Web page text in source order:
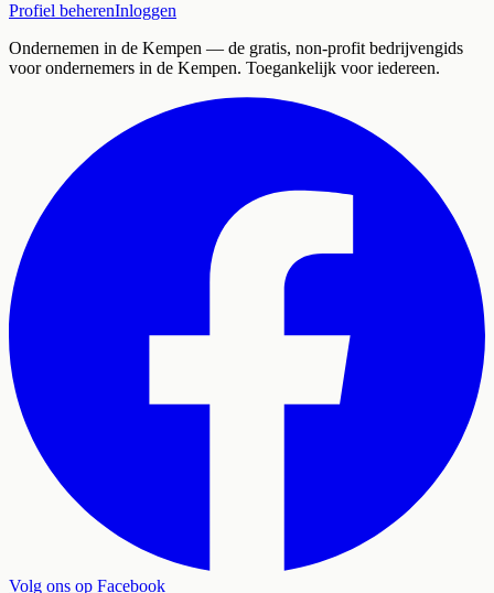
Profiel beherenInloggen
Ondernemen in de Kempen — de gratis, non-profit bedrijvengids
voor ondernemers in de Kempen. Toegankelijk voor iedereen.
Volg ons op Facebook